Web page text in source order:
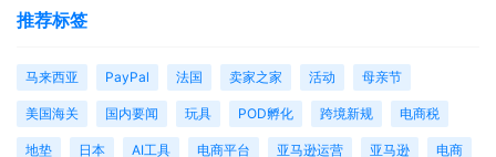
推荐标签
马来西亚 PayPal 法国 卖家之家 活动 母亲节
美国海关 国内要闻 玩具 POD孵化 跨境新规 电商税
地垫 日本 AI工具 电商平台 亚马逊运营 亚马逊 电商